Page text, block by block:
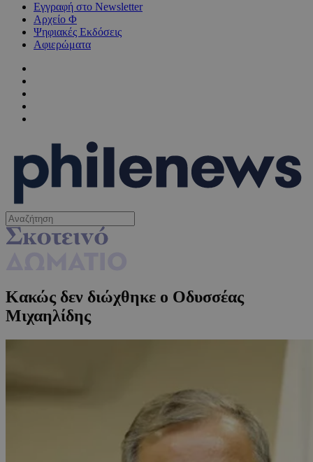
Εγγραφή στο Newsletter
Αρχείο Φ
Ψηφιακές Εκδόσεις
Αφιερώματα
Κακώς δεν διώχθηκε ο Οδυσσέας
Μιχαηλίδης